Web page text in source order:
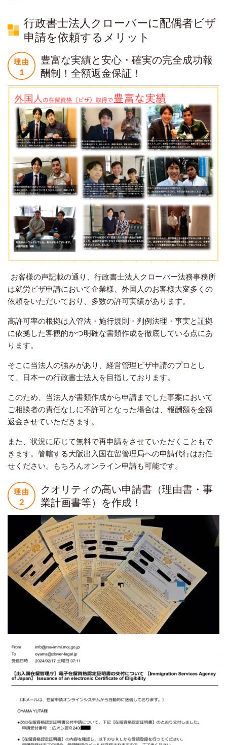
行政書士法人クローバーに配偶者ビザ
申請を依頼するメリット
豊富な実績と安心・確実の完全成功報
酬制！全額返金保証！
お客様の声記載の通り、行政書士法人クローバー法務事務所
は就労ビザ申請において企業様、外国人のお客様大変多くの
依頼をいただいており、多数の許可実績があります。
高許可率の根拠は入管法・施行規則・判例法理・事実と証拠
に依拠した客観的かつ明確な書類作成を徹底している点にあ
ります。
そこに当法人の強みがあり、経営管理ビザ申請のプロとし
て、日本一の行政書士法人を目指しております。
このため、当法人が書類作成から申請までした事案において
ご相談者の責任なしに不許可となった場合は、報酬額を全額
返金させていただきます。
また、状況に応じて無料で再申請をさせていただくこともで
きます。管轄する大阪出入国在留管理局への申請代行はお任
せください。もちろんオンライン申請も可能です。
クオリティの高い申請書（理由書・事
業計画書等）を作成！